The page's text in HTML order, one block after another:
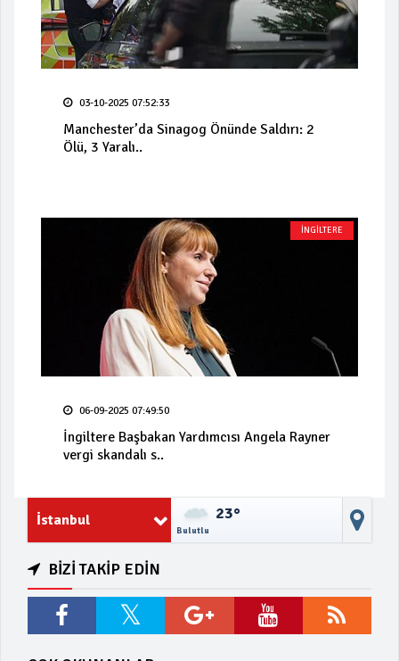
03-10-2025 07:52:33
Manchester’da Sinagog Önünde Saldırı: 2
Ölü, 3 Yaralı..
İNGİLTERE
06-09-2025 07:49:50
İngiltere Başbakan Yardımcısı Angela Rayner
vergi skandalı s..
İstanbul 23°
Bulutlu
BİZİ TAKİP EDİN